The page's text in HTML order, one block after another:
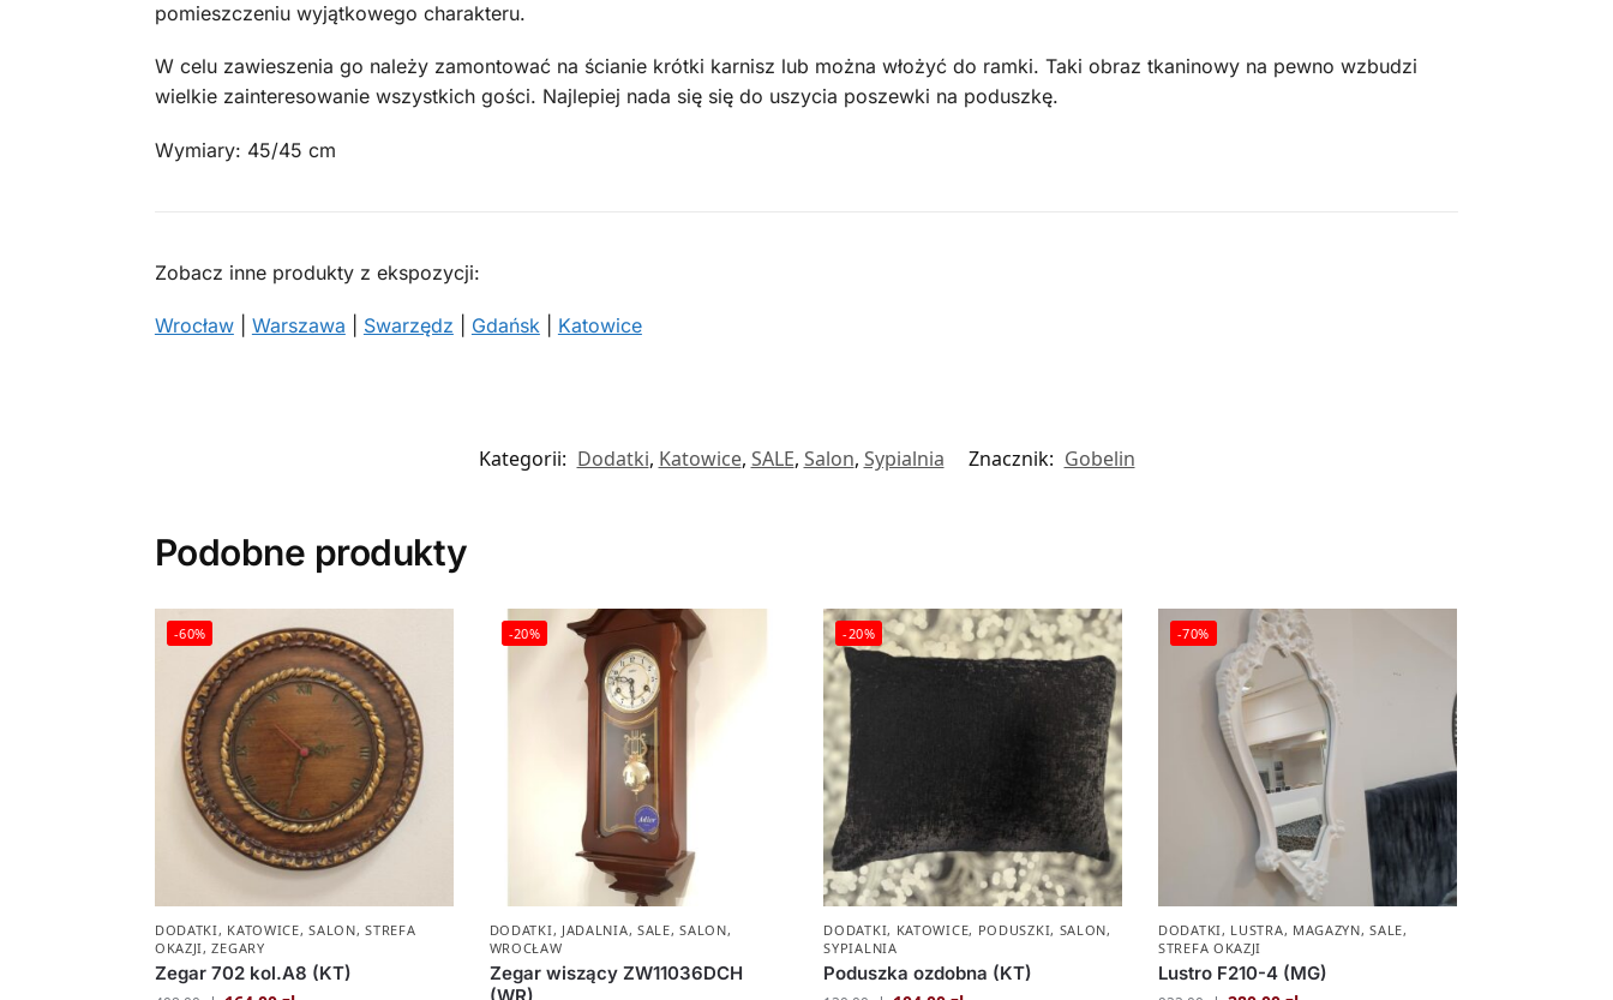
pomieszczeniu wyjątkowego charakteru.
W celu zawieszenia go należy zamontować na ścianie krótki karnisz lub można włożyć do ramki. Taki obraz tkaninowy na pewno wzbudzi
wielkie zainteresowanie wszystkich gości. Najlepiej nada się się do uszycia poszewki na poduszkę.
Wymiary: 45/45 cm
Zobacz inne produkty z ekspozycji:
Wrocław| Warszawa Swarzędz Gdańsk| Katowice
Kategorii: Dodatki, Katowice, SALE, Salon, Sypialnia Znacznik: Gobelin
Podobne produkty
-60%
DODATKI, KATOWICE,SALON,STREFA
OKAZJI,ZEGARY
Zegar 702 kol.A8 (KT)
-20%
DODATKI, JADALNIA, SALE,SALON,
WROCŁAW
Zegar wiszący ZW11036DCH
-20%
DODATKI, KATOWICE, PODUSZKI, SALON,
SYPIALNIA
Poduszka ozdobna (KT)
-70%
DODATKI, LUSTRA, MAGAZYN,SALE,
STREFA OKAZJI
Lustro F210-4 (MG)